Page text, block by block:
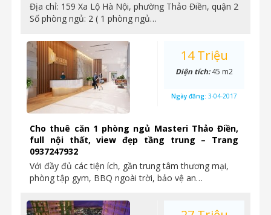
Địa chỉ: 159 Xa Lộ Hà Nội, phường Thảo Điền, quận 2
Số phòng ngủ: 2 ( 1 phòng ngủ…
Cho thuê căn 1 phòng ngủ Masteri Thảo Điền,
full nội thất, view đẹp tầng trung – Trang
0937247932
Với đầy đủ các tiện ích, gần trung tâm thương mại,
phòng tập gym, BBQ ngoài trời, bảo vệ an…
14 Triệu
Diện tích:45 m2
Ngày đăng: 3-04-2017